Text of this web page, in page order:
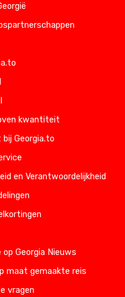
kwantiteit
Georgia.to
en Verantwoordelijkheid
op Georgia Nieuws
maat gemaakte reis
vragen